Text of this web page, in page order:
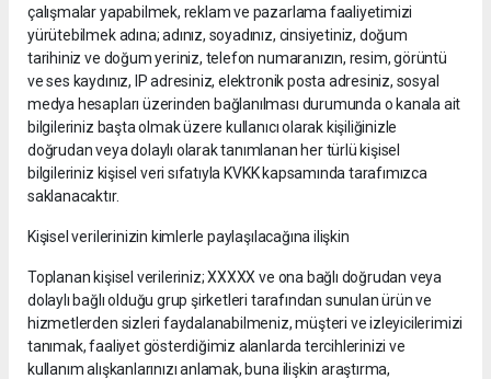
çalışmalar yapabilmek, reklam ve pazarlama faaliyetimizi
yürütebilmek adına; adınız, soyadınız, cinsiyetiniz, doğum
tarihiniz ve doğum yeriniz, telefon numaranızın, resim, görüntü
ve ses kaydınız, IP adresiniz, elektronik posta adresiniz, sosyal
medya hesapları üzerinden bağlanılması durumunda o kanala ait
bilgileriniz başta olmak üzere kullanıcı olarak kişiliğinizle
doğrudan veya dolaylı olarak tanımlanan her türlü kişisel
bilgileriniz kişisel veri sıfatıyla KVKK kapsamında tarafımızca
saklanacaktır.
Kişisel verilerinizin kimlerle paylaşılacağına ilişkin
Toplanan kişisel verileriniz; XXXXX ve ona bağlı doğrudan veya
dolaylı bağlı olduğu grup şirketleri tarafından sunulan ürün ve
hizmetlerden sizleri faydalanabilmeniz, müşteri ve izleyicilerimizi
tanımak, faaliyet gösterdiğimiz alanlarda tercihlerinizi ve
kullanım alışkanlarınızı anlamak, buna ilişkin araştırma,